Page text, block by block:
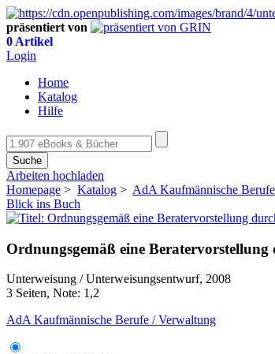
präsentiert von
0 Artikel
Login
Home
Katalog
Hilfe
Suche
Arbeiten hochladen
Homepage > Katalog > AdA Kaufmännische
Blick ins Buch
Ordnungsgemäß eine
Unterweisung / Unterweisungsentwurf, 2008
3 Seiten, Note: 1,2
AdA Kaufmännische Berufe / Verwaltung